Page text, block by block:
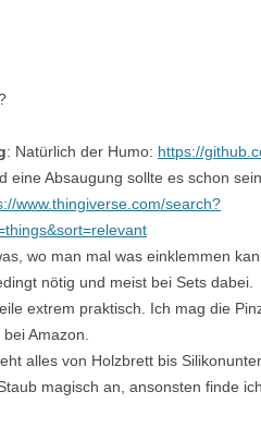
: Natürlich der Humo: https://
eine Absaugung sollte es schon
www.thingiverse.com/search?
wo man mal was einklemmen
nötig und meist bei Sets dabei.
extrem praktisch. Ich mag die
Amazon.
alles von Holzbrett bis
magisch an, ansonsten finde